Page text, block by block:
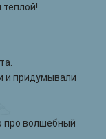
и придумывали
про волшебный